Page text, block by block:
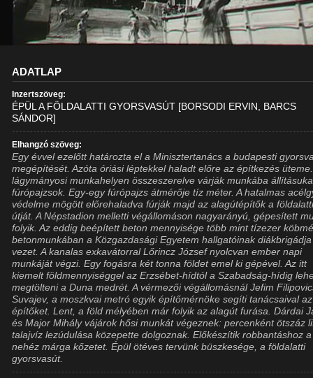
ADATLAP
Inzertszöveg:
ÉPÜL A FÖLDALATTI GYORSVASÚT [BORSODI ERVIN, BARCS
SÁNDOR]
Elhangzó szöveg:
Egy évvel ezelőtt határozta el a Minisztertanács a budapesti
megépítését. Azóta óriási léptekkel haladt előre az építkezés
lágymányosi munkahelyen összeszerelve várják munkába
fúrópajzsok. Egy-egy fúrópajzs átmérője tíz méter. A hatalmas
védelme mögött előrehaladva fúrják majd az alagútépítők a
útját. A Népstadion melletti végállomáson nagyarányú, gépesített
folyik. Az eddig beépített beton mennyisége több mint tízezer
betonmunkában a Közgazdasági Egyetem hallgatóinak diákbrigádja
vezet. A kanalas exkavátorral Lőrincz József nyolcvan ember napi
munkáját végzi. Egy fogásra két tonna földet emel ki gépével. Az itt
kiemelt földmennyiséggel az Erzsébet-hídtól a Szabadság-hídig
megtölteni a Duna medrét. A vérmezői végállomásnál Jefim
Suvajev, a moszkvai metró egyik építőmérnöke segíti tanácsaival az
építőket. Lent, a föld mélyében már folyik az alagút furása. Dárdai
és Major Mihály vájárok hősi munkát végeznek: percenként ötszáz
talajvíz lezúdulása közepette dolgoznak. Előkészítik robbantáshoz a
nehéz márga kőzetet. Épül ötéves tervünk büszkesége, a földalatti
gyorsvasút.